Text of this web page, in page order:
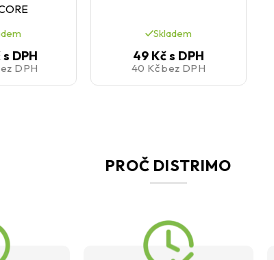
s DPH
DPH
Skladem
49 Kčs DPH
40 Kčbez DPH
PROČ DISTRIMO